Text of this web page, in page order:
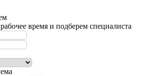
время и подберем специалиста